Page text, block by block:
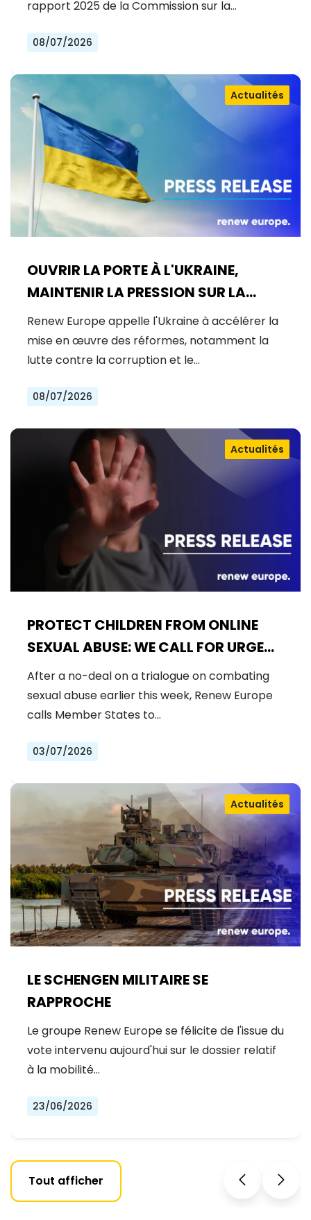
rapport 2025 de la Commission sur la…
08/07/2026
OUVRIR LA PORTE À L'UKRAINE,
MAINTENIR LA PRESSION SUR LA
RUSSIE
Actualités
Renew Europe appelle l'Ukraine à accélérer la
mise en œuvre des réformes, notamment la
lutte contre la corruption et le…
08/07/2026
PROTECT CHILDREN FROM ONLINE
SEXUAL ABUSE: WE CALL FOR URGENT
NEGOTIATIONS AND PERMANENT
SOLUTION
Actualités
After a no-deal on a trialogue on combating
sexual abuse earlier this week, Renew Europe
calls Member States to…
03/07/2026
LE SCHENGEN MILITAIRE SE
RAPPROCHE
Actualités
Le groupe Renew Europe se félicite de l'issue du
vote intervenu aujourd'hui sur le dossier relatif
à la mobilité…
23/06/2026
Tout afficher